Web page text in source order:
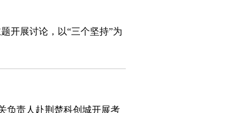
开展讨论，以“三个坚持”为
负责人赴荆楚科创城开展考